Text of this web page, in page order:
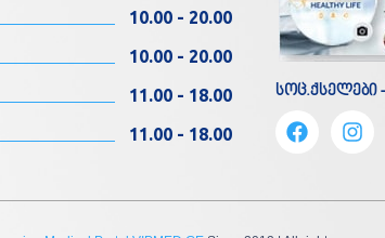
10.00 - 20.00
10.00 - 20.00
11.00 - 18.00
11.00 - 18.00
სოც.ქსელები -